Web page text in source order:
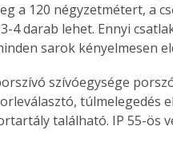
az
A
a 120 négyzetmétert, a
4 darab lehet. Ennyi
sarok kényelmesen
túl­melegedés
található. IP 55-ös